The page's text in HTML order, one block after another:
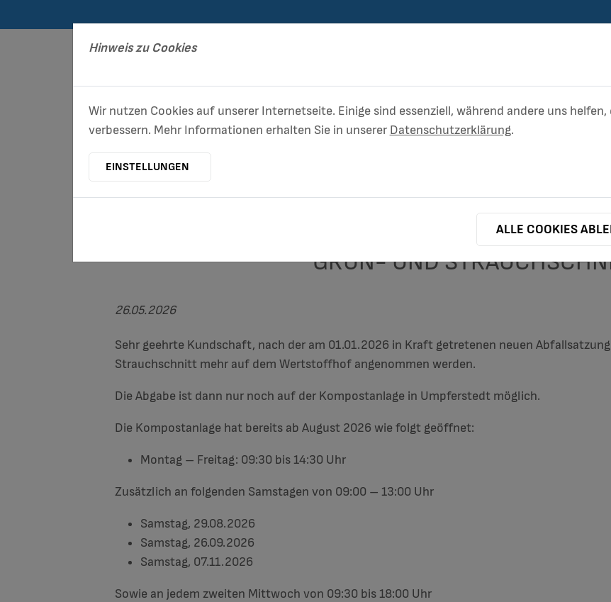
ENTSORGUNG/
STADTREINIGUNG
GRÜN- UND
26.05.2026
Sehr geehrte Kundschaft, nach der am 01.01.2026 in Kraft getretenen neuen
Strauchschnitt mehr auf dem Wertstoffhof angenommen werden.
Die Abgabe ist dann nur noch auf der Kompostanlage in Umpferstedt möglich.
Die Kompostanlage hat bereits ab August 2026 wie folgt geöffnet:
Montag – Freitag: 09:30 bis 14:30 Uhr
Zusätzlich an folgenden Samstagen von 09:00 – 13:00 Uhr
Samstag, 29.08.2026
Samstag, 26.09.2026
Samstag, 07.11.2026
Sowie an jedem zweiten Mittwoch von 09:30 bis 18:00 Uhr
Hinweis zu Cookies
Wir nutzen Cookies auf unserer Internetseite. Einige sind essenziell, während andere uns
verbessern. Mehr Informationen erhalten Sie in unserer Datenschutzerklärung.
EINSTELLUNGEN
ALLE COOKIES